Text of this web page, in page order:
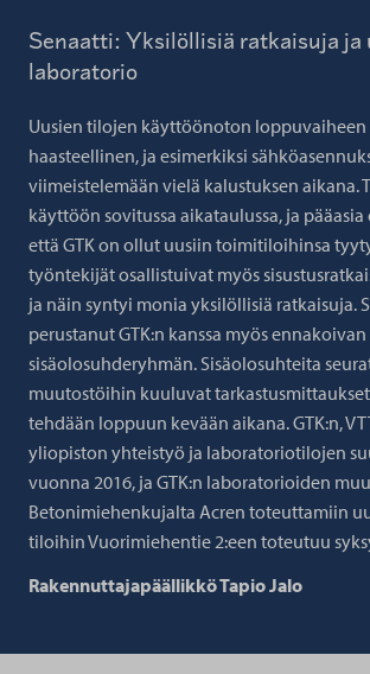
Senaatti: Yksilöllisiä ratkaisuja ja
laboratorio
Uusien tilojen käyttöönoton
haasteellinen, ja esimerkiksi
viimeistelemään vielä kalustuksen aikana.
käyttöön sovitussa aikataulussa, ja
että GTK on ollut uusiin toimitiloihinsa
työntekijät osallistuivat myös
ja näin syntyi monia yksilöllisiä ratkaisuja.
perustanut GTK:n kanssa myös ennakoivan
sisäolosuhderyhmän. Sisäolosuhteita
muutostöihin kuuluvat
tehdään loppuun kevään aikana. GTK:n,
yliopiston yhteistyö ja laboratoriotilojen
vuonna 2016, ja GTK:n laboratorioiden
Betonimiehenkujalta Acren toteuttamiin
tiloihin Vuorimiehentie 2:een toteutuu
Rakennuttajapäällikkö Tapio Jalo